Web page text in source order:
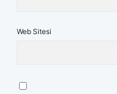
Web Sitesi